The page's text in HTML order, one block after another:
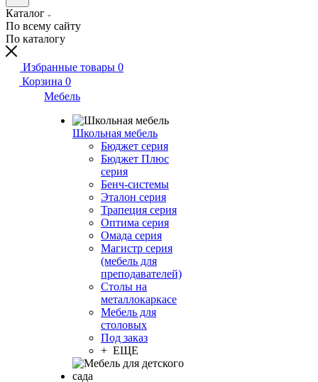
Каталог
По всему сайту
По каталогу
Избранные товары 0
Корзина 0
Мебель
Школьная мебель
Бюджет серия
Бюджет Плюс
серия
Бенч-системы
Эталон серия
Трапеция серия
Оптима серия
Омада серия
Магистр серия
(мебель для
преподавателей)
Столы на
металлокаркасе
Мебель для
столовых
Под заказ
+ ЕЩЕ